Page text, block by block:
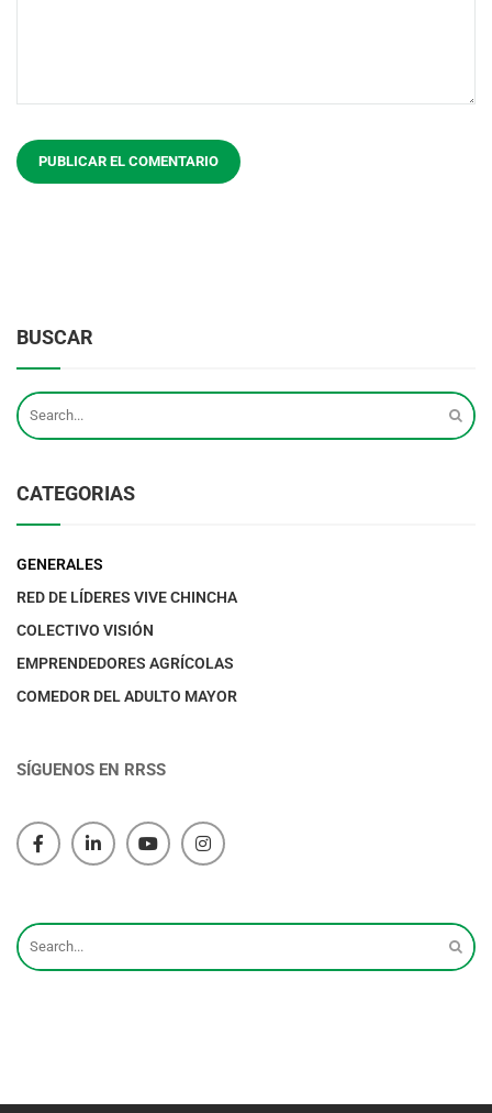
BUSCAR
CATEGORIAS
GENERALES
RED DE LÍDERES VIVE CHINCHA
COLECTIVO VISIÓN
EMPRENDEDORES AGRÍCOLAS
COMEDOR DEL ADULTO MAYOR
SÍGUENOS EN RRSS